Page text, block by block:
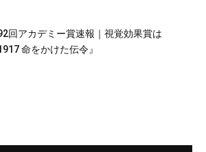
回アカデミー賞速報｜視覚効果賞は
1917 命をかけた伝令』